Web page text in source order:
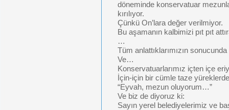
döneminde konservatuar
kırılıyor.
Çünkü On’lara değer verilmiyor.
Bu aşamanın kalbimizi pıt pıt
…
Tüm anlattıklarımızın
Ve…
Konservatuarlarımız içten içe
İçin-için bir cümle taze
“Eyvah, mezun oluyorum…”
Ve biz de diyoruz ki:
Sayın yerel belediyelerimiz ve